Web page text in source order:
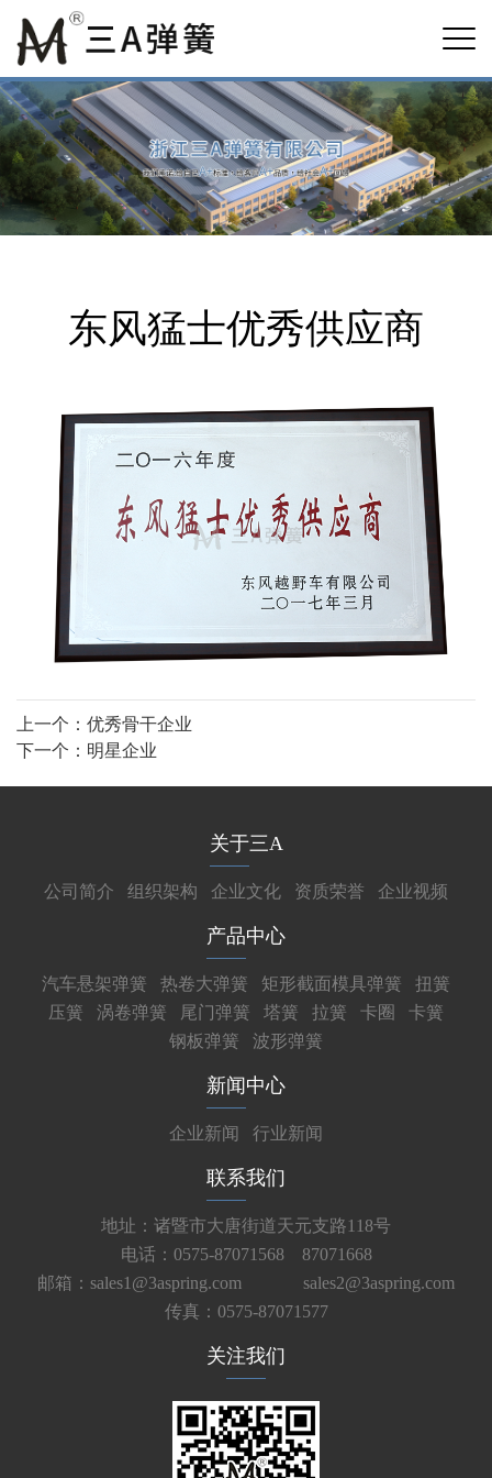
东风猛士优秀供应商
上一个： 优秀骨干企业
下一个： 明星企业
关于三A
公司简介 组织架构 企业文化 资质荣誉 企业视频
产品中心
汽车悬架弹簧 热卷大弹簧 矩形截面模具弹簧
扭簧
压簧
涡卷弹簧 尾门弹簧 塔簧 拉簧 卡圈
卡簧
钢板弹簧
波形弹簧
新闻中心
企业新闻 行业新闻
联系我们
地址：诸暨市大唐街道天元支路118号
电话：0575-87071568 87071668
邮箱：sales1@3aspring.com
sales2@3aspring.com
传真：0575-87071577
关注我们